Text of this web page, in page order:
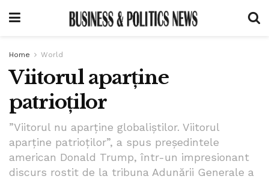
Home World
Viitorul aparține
patrioților
”Viitorul nu aparține globaliștilor. Viitorul
aparține patrioților”, a spus președintele
american Donald Trump, într-un impresionant
discurs rostit de la tribuna Adunării Generale a